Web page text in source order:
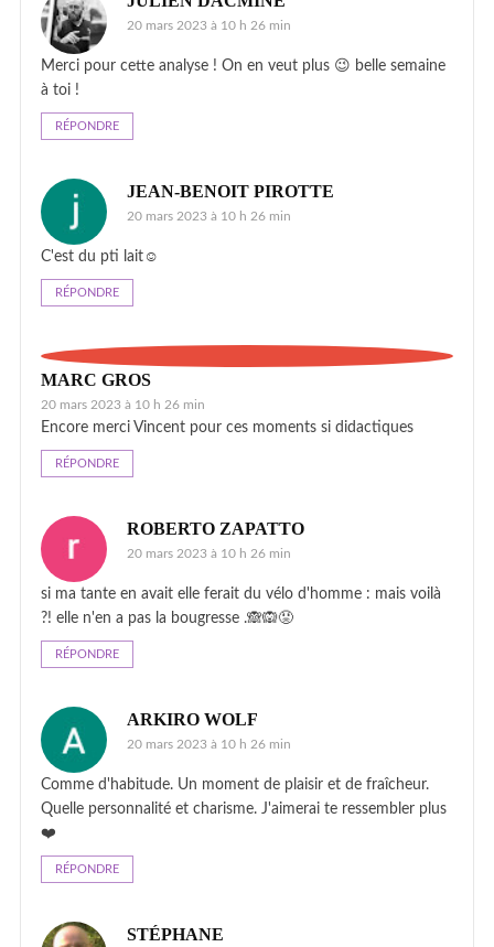
20 mars 2023 à 10 h 26 min
Merci pour cette analyse ! On en veut plus 😉 belle semaine
à toi !
RÉPONDRE
JEAN-BENOIT PIROTTE
20 mars 2023 à 10 h 26 min
C'est du pti lait☺️
RÉPONDRE
MARC GROS
20 mars 2023 à 10 h 26 min
Encore merci Vincent pour ces moments si didactiques
RÉPONDRE
ROBERTO ZAPATTO
20 mars 2023 à 10 h 26 min
si ma tante en avait elle ferait du vélo d'homme : mais voilà
?! elle n'en a pas la bougresse .🙈🙉😡
RÉPONDRE
ARKIRO WOLF
20 mars 2023 à 10 h 26 min
Comme d'habitude. Un moment de plaisir et de fraîcheur.
Quelle personnalité et charisme. J'aimerai te ressembler plus
❤️
RÉPONDRE
STÉPHANE